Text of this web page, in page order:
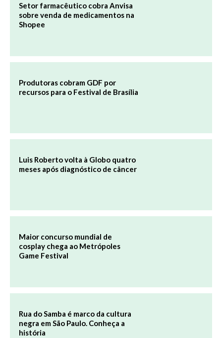
Setor farmacêutico cobra Anvisa
sobre venda de medicamentos na
Shopee
Produtoras cobram GDF por
recursos para o Festival de Brasília
Luis Roberto volta à Globo quatro
meses após diagnóstico de câncer
Maior concurso mundial de
cosplay chega ao Metrópoles
Game Festival
Rua do Samba é marco da cultura
negra em São Paulo. Conheça a
história